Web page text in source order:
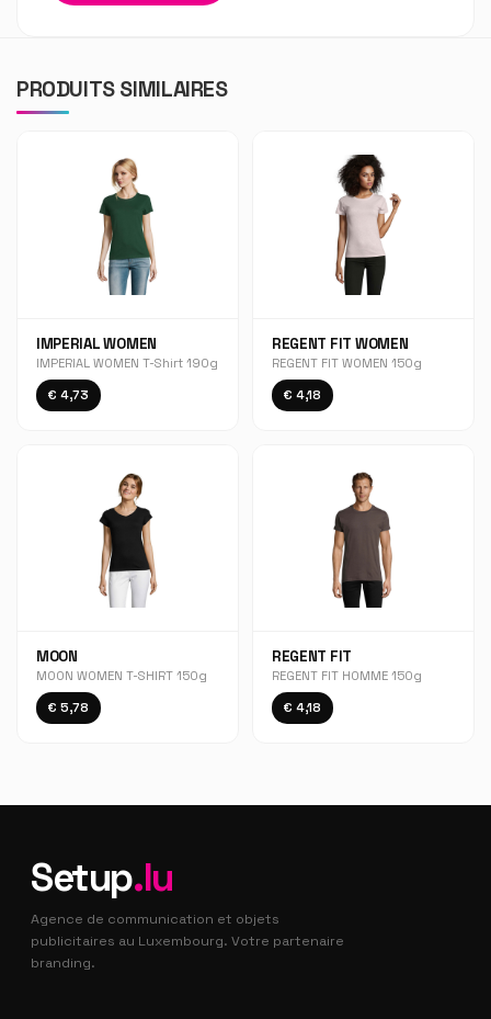
PRODUITS SIMILAIRES
IMPERIAL WOMEN
IMPERIAL WOMEN T-Shirt 190g
€ 4,73
REGENT FIT WOMEN
REGENT FIT WOMEN 150g
€ 4,18
MOON
MOON WOMEN T-SHIRT 150g
€ 5,78
REGENT FIT
REGENT FIT HOMME 150g
€ 4,18
Setup.lu
Agence de communication et objets
publicitaires au Luxembourg. Votre partenaire
branding.